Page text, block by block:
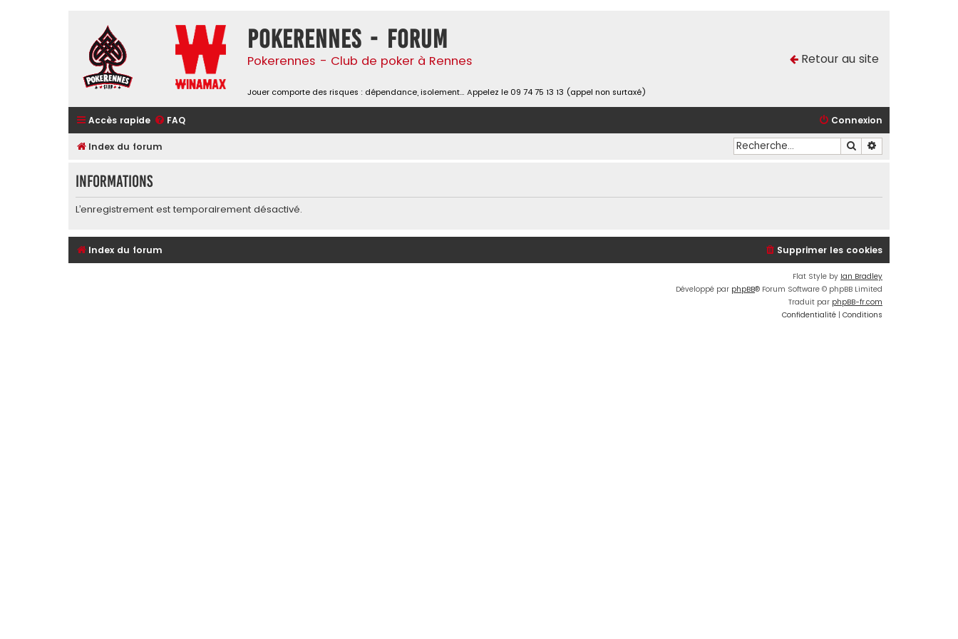
Pokerennes - Forum
Pokerennes - Club de poker à Rennes
Jouer comporte des risques : dépendance, isolement… Appelez le 09 74 75 13 13 (appel non surtaxé)
Retour au site
Accès rapide FAQ Connexion
Index du forum Rechercher
Informations
L’enregistrement est temporairement désactivé.
Index du forum Supprimer les cookies
Flat Style by Ian Bradley
Développé par phpBB® Forum Software © phpBB Limited
Traduit par phpBB-fr.com
Confidentialité | Conditions